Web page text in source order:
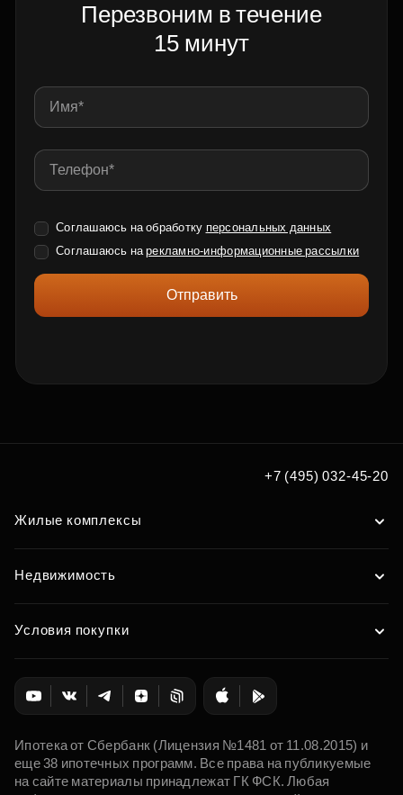
Перезвоним в течение
15 минут
Соглашаюсь на обработку персональных данных
Соглашаюсь нарекламно-информационные рассылки
Отправить
+7 (495) 032-45-20
Жилые комплексы
Недвижимость
Условия покупки
Ипотека от Сбербанк (Лицензия №1481 от 11.08.2015) и
еще 38 ипотечных программ. Все права на публикуемые
на сайте материалы принадлежат ГК ФСК. Любая